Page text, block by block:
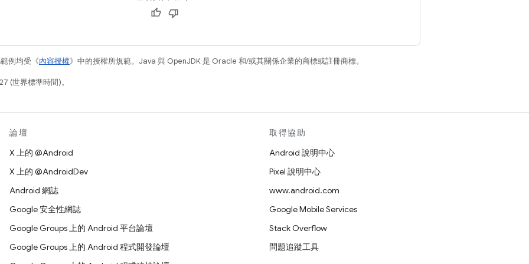
例均受《內容授權》中的授權所規範。Java 與 OpenJDK 是 Oracle 和/或其關係企業的商標或註冊商標。
(世界標準時間)。
論壇
X 上的 @Android
X 上的 @AndroidDev
Android 網誌
Google 安全性網誌
Google Groups 上的 Android 平台論壇
Google Groups 上的 Android 程式開發論壇
取得協助
Android 說明中心
Pixel 說明中心
www.android.com
Google Mobile Services
Stack Overflow
問題追蹤工具